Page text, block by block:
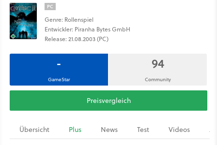
PC
Genre: Rollenspiel
Entwickler: Piranha Bytes GmbH
Release: 21.08.2003 (PC)
-
GameStar
94
Community
Preisvergleich
Übersicht Plus News Test Videos